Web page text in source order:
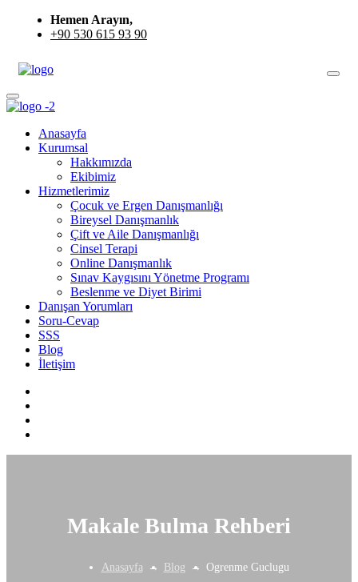
Hemen Arayın,
+90 530 615 93 90
Anasayfa
Kurumsal
Hakkımızda
Ekibimiz
Hizmetlerimiz
Çocuk ve Ergen Danışmanlığı
Bireysel Danışmanlık
Çift ve Aile Danışmanlığı
Cinsel Terapi
Online Danışmanlık
Sınav Kaygısını Yönetme Programı
Beslenme ve Diyet Birimi
Danışan Yorumları
Soru-Cevap
SSS
Blog
İletişim
Makale Bulma Rehberi
Anasayfa Blog Ogrenme Guclugu